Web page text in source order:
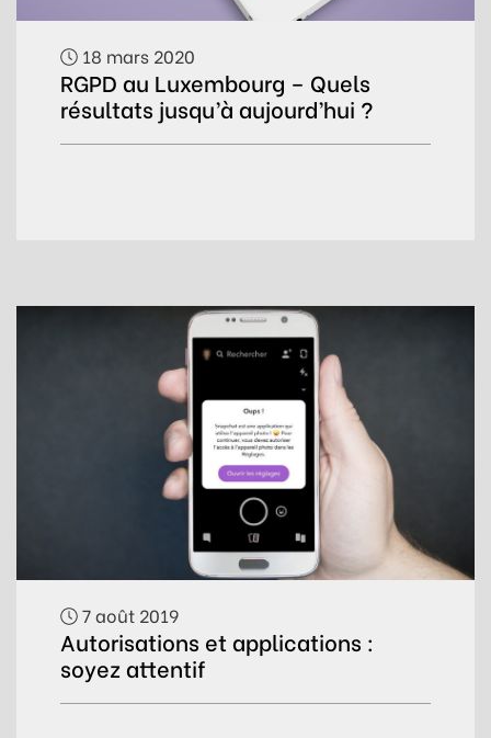
18 mars 2020
RGPD au Luxembourg – Quels
résultats jusqu’à aujourd’hui ?
7 août 2019
Autorisations et applications :
soyez attentif